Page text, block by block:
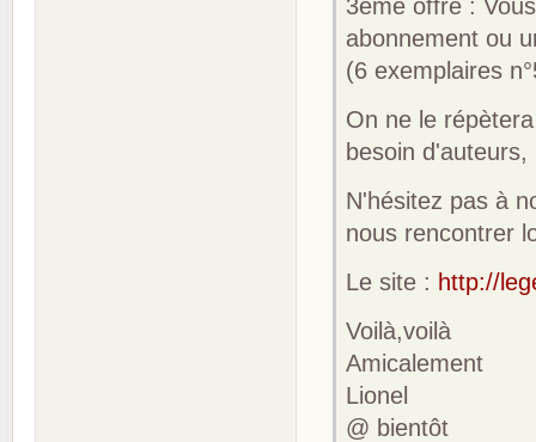
3ème offre :
abonnement ou
(6 exemplaires
On ne le
besoin
N'hésitez pas à
nous rencontrer
Le site : http://
Voilà,voilà
Amicalement
Lionel
@ bientôt